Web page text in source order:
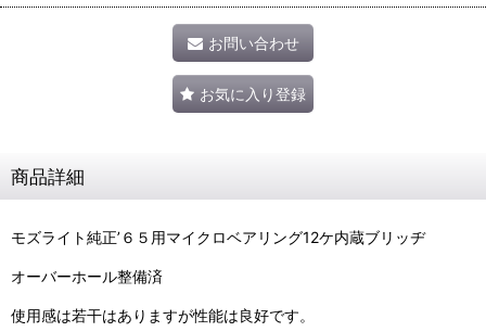
お問い合わせ
お気に入り登録
商品詳細
モズライト純正’６５用マイクロベアリング12ケ内蔵ブリッヂ
オーバーホール整備済
使用感は若干はありますが性能は良好です。